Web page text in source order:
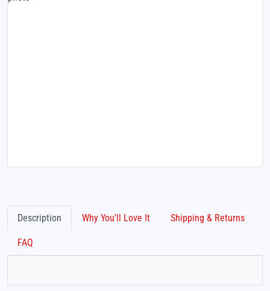
Description Why You'll Love It Shipping & Returns
FAQ